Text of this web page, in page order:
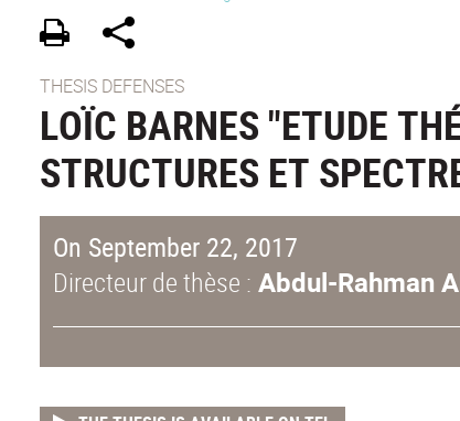
THESIS DEFENSES
LOÏC BARNES "ETUDE
STRUCTURES ET
On September 22, 2017
Directeur de thèse : Abdul-Rahman